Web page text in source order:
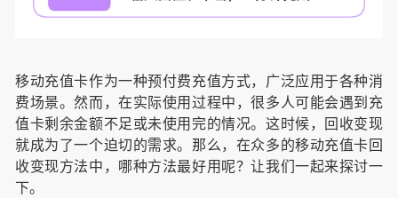
移动充值卡作为一种预付费充值方式，广泛应用于各种消
费场景。然而，在实际使用过程中，很多人可能会遇到充
值卡剩余金额不足或未使用完的情况。这时候，回收变现
就成为了一个迫切的需求。那么，在众多的移动充值卡回
收变现方法中，哪种方法最好用呢？让我们一起来探讨一
下。